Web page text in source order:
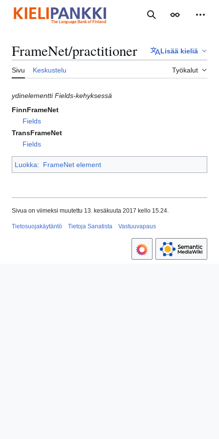
sisältöön
Haku Ulkoasu
FrameNet/practitioner Lisää kieliä
Sivu Keskustelu Työkalut
ydinelementti Fields-kehyksessä
FinnFrameNet
Fields
TransFrameNet
Fields
Luokka: FrameNet element
Sivua on viimeksi muutettu 13. kesäkuuta 2017 kello 15.24.
Tietosuojakäytäntö Tietoja Sanatista Vastuuvapaus